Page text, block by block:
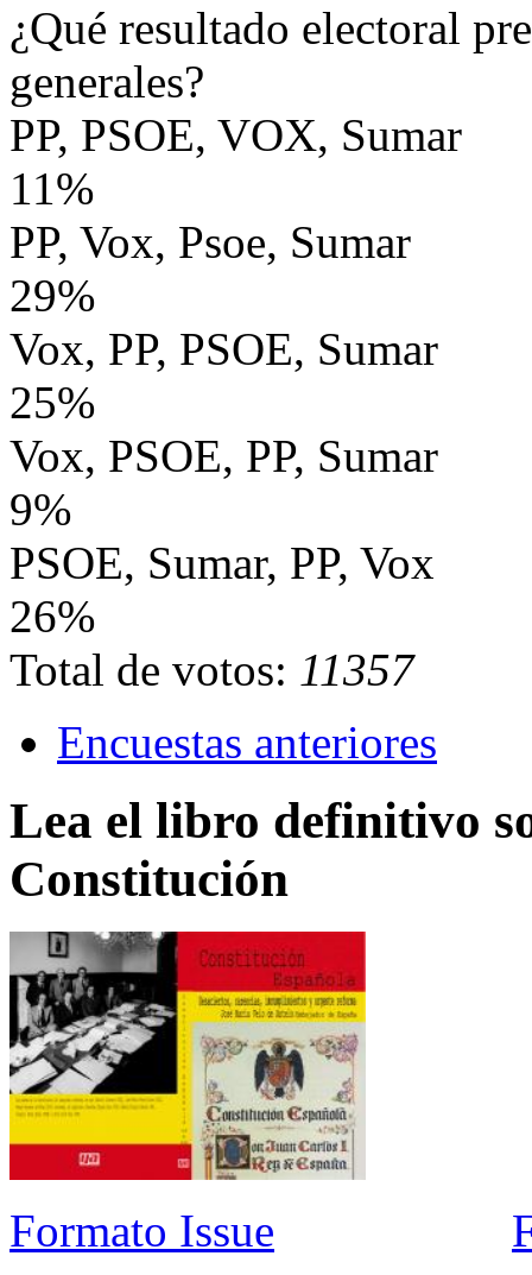
¿Qué resultado electoral
generales?
PP, PSOE, VOX, Sumar
11%
PP, Vox, Psoe, Sumar
29%
Vox, PP, PSOE, Sumar
25%
Vox, PSOE, PP, Sumar
9%
PSOE, Sumar, PP, Vox
26%
Total de votos: 11357
Encuestas anteriores
Lea el libro definitivo
Constitución
Formato Issue